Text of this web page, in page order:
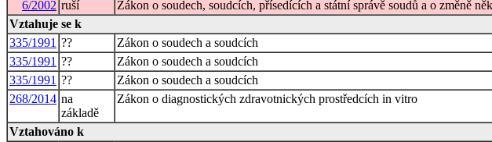
6/2002 ruší Zákon o soudech, soudcích, přísedících a státní správě soudů a o změně
Vztahuje se k
335/1991 ??
Zákon o soudech a soudcích
335/1991 ??
Zákon o soudech a soudcích
335/1991 ??
Zákon o soudech a soudcích
268/2014 na
základě
Zákon o diagnostických zdravotnických prostředcích in vitro
Vztahováno k